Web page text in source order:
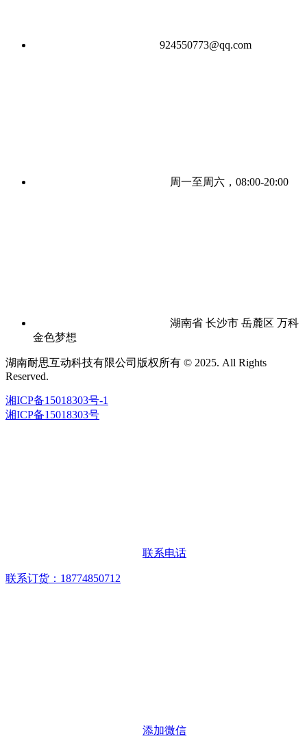
924550773@qq.com
周一至周六，08:00-20:00
湖南省 长沙市 岳麓区 万科
金色梦想
湖南耐思互动科技有限公司版权所有 © 2025. All Rights
Reserved.
湘ICP备15018303号-1
湘ICP备15018303号
联系电话
联系订货：18774850712
添加微信